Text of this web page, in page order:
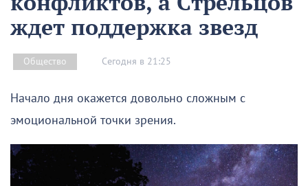
ждет поддержка звезд
Общество Сегодня в 21:25
Начало дня окажется довольно сложным с
эмоциональной точки зрения.